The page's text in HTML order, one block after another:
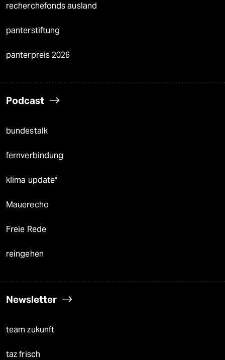
recherchefonds ausland
panterstiftung
panterpreis 2026
Podcast
bundestalk
fernverbindung
klima update°
Mauerecho
Freie Rede
reingehen
Newsletter
team zukunft
taz frisch